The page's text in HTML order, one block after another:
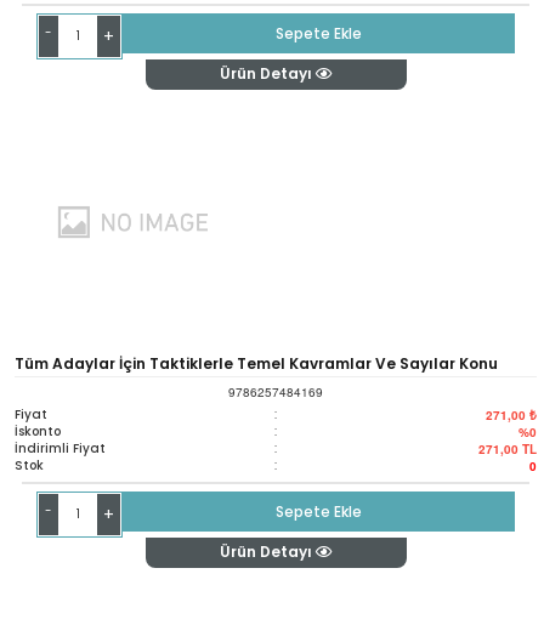
- +
Sepete Ekle
Ürün Detayı
Tüm Adaylar İçin Taktiklerle Temel Kavramlar Ve Sayılar Konu
Anlatımlı Soru Fasikülü
9786257484169
Fiyat : 271,00 ₺
İskonto : %0
İndirimli Fiyat : 271,00 TL
Stok : 0
- +
Sepete Ekle
Ürün Detayı